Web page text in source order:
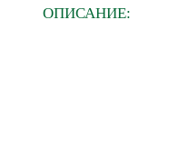
ОПИСАНИЕ: